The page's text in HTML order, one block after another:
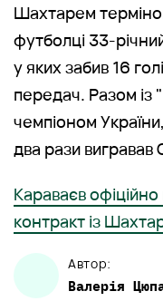
Шахтарем
футболці 33-
у яких забив 16
передач. Разом із
чемпіоном
два рази вигравав
Караваєв
контракт із
Автор:
Валерія